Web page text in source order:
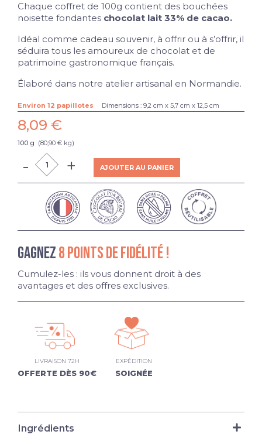
Chaque coffret de 100g contient des bouchées
noisette fondantes chocolat lait 33% de cacao.
Idéal comme cadeau souvenir, à offrir ou à s’offrir, il
séduira tous les amoureux de chocolat et de
patrimoine gastronomique français.
Élaboré dans notre atelier artisanal en Normandie.
Environ 12 papillotes Dimensions : 9,2 cm x 5,7 cm x 12,5 cm
8,09 €
100 g (80,90 € kg)
- + AJOUTER AU PANIER
GAGNEZ8 POINTS DE FIDÉLITÉ !
Cumulez-les : ils vous donnent droit à des
avantages et des offres exclusives.
LIVRAISON 72H
OFFERTE DÈS 90€
EXPÉDITION
SOIGNÉE
Ingrédients